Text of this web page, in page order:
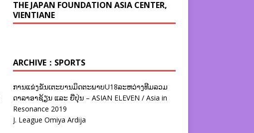
THE JAPAN FOUNDATION ASIA CENTER,
VIENTIANE
ARCHIVE：SPORTS
ການແຂ່ງຂັນເຕະບານມິດຕະພາບU18ລະຫວ່າງທີມລວມ
ດາລາອາຊ້ຽນ ແລະ ຍີ່ປຸ່ນ – ASIAN ELEVEN / Asia in
Resonance 2019
J. League Omiya Ardija